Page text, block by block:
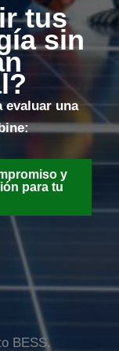
tus
sin
evaluar una
y
para tu
BESS.